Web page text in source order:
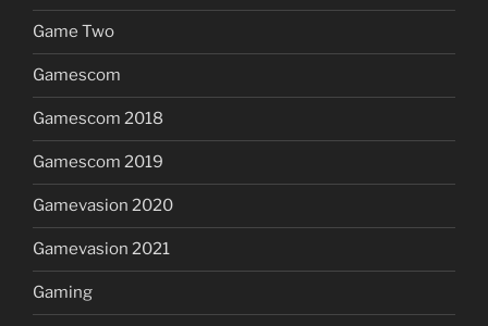
Game Two
Gamescom
Gamescom 2018
Gamescom 2019
Gamevasion 2020
Gamevasion 2021
Gaming